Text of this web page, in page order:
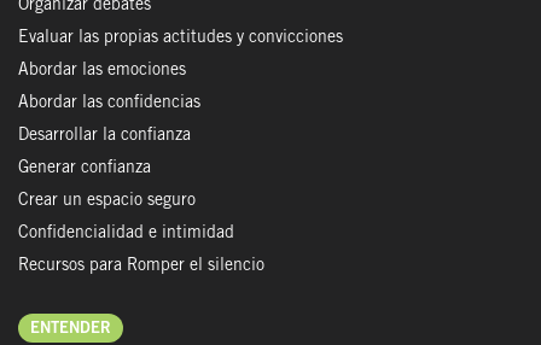
Organizar debates
Evaluar las propias actitudes y convicciones
Abordar las emociones
Abordar las confidencias
Desarrollar la confianza
Generar confianza
Crear un espacio seguro
Confidencialidad e intimidad
Recursos para Romper el silencio
ENTENDER